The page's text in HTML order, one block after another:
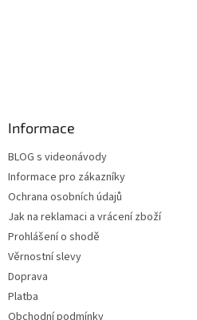
Informace
BLOG s videonávody
Informace pro zákazníky
Ochrana osobních údajů
Jak na reklamaci a vrácení zboží
Prohlášení o shodě
Věrnostní slevy
Doprava
Platba
Obchodní podmínky